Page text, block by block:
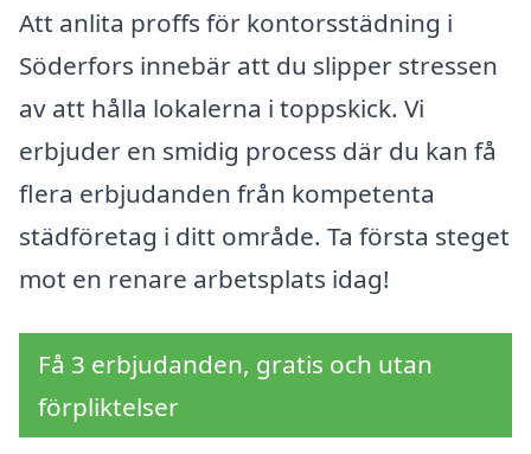
Att anlita proffs för kontorsstädning i
Söderfors innebär att du slipper stressen
av att hålla lokalerna i toppskick. Vi
erbjuder en smidig process där du kan få
flera erbjudanden från kompetenta
städföretag i ditt område. Ta första steget
mot en renare arbetsplats idag!
Få 3 erbjudanden, gratis och utan
förpliktelser